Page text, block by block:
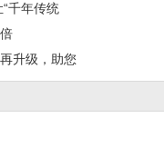
千年传统
升级，助您